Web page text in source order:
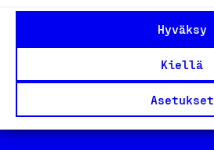
Hyväksy
Kiellä
Asetukset
Yhteiskunnallinen Yritys -merkki